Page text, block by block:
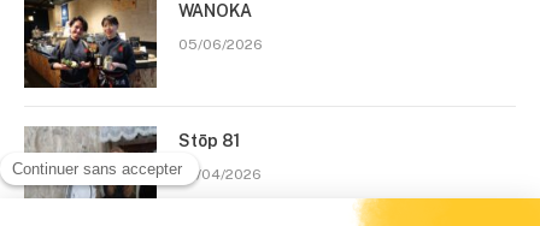
WANOKA
05/06/2026
Stōp 81
29/04/2026